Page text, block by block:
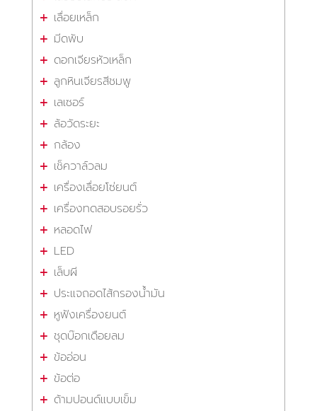
เลื่อยเหล็ก
มีดพับ
ดอกเจียรหัวเหล็ก
ลูกหินเจียรสีชมพู
เลเซอร์
ล้อวัดระยะ
กล้อง
เช็ควาล์วลม
เครื่องเลื่อยโซ่ยนต์
เครื่องทดสอบรอยรั่ว
หลอดไฟ
LED
เล็บผี
ประแจถอดไส้กรองน้ำมัน
หูฟังเครื่องยนต์
ชุดบ๊อกเดือยลม
ข้ออ่อน
ข้อต่อ
ด้ามปอนด์แบบเข็ม